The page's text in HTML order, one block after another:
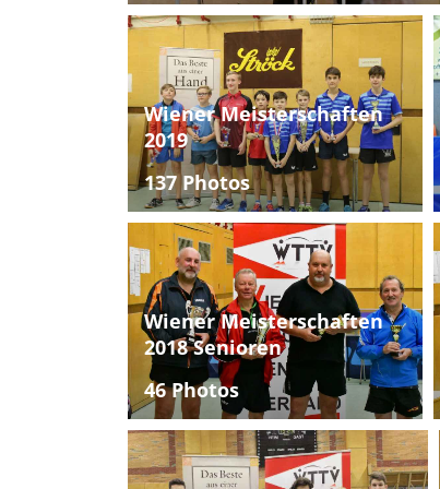
Wiener Meisterschaften
2019
137 Photos
Wiener Meisterschaften
2018 Senioren
46 Photos